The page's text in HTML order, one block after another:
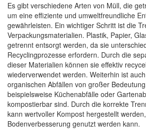
Es gibt verschiedene Arten von Müll, die
um eine effiziente und umweltfreundliche
gewährleisten. Ein wichtiger Schritt ist die
Verpackungsmaterialien. Plastik, Papier,
getrennt entsorgt werden, da sie
Recyclingprozesse erfordern. Durch die
dieser Materialien können sie effektiv
wiederverwendet werden. Weiterhin ist
organischen Abfällen von großer
beispielsweise Küchenabfälle oder
kompostierbar sind. Durch die korrekte
kann wertvoller Kompost hergestellt
Bodenverbesserung genutzt werden kann.